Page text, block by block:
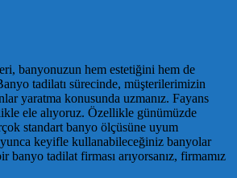
banyonuzun hem estetiğini hem de
tadilatı sürecinde, müşterilerimizin
yaratma konusunda uzmanız. Fayans
ele alıyoruz. Özellikle günümüzde
standart banyo ölçüsüne uyum
keyifle kullanabileceğiniz banyolar
banyo tadilat firması arıyorsanız, firmamız